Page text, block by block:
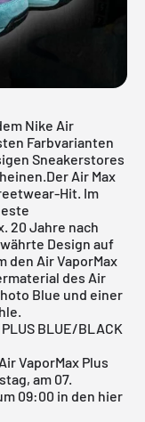
Nike Air
Farbvarianten
Sneakerstores
Air Max
Hit. Im
. 20 Jahre nach
Design auf
den Air VaporMax
des Air
Blue und einer
PLUS BLUE/BLACK
VaporMax Plus
am 07.
09:00 in den hier